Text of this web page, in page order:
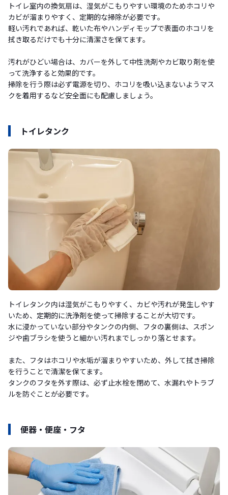
トイレ室内の換気扇は、湿気がこもりやすい環境のためホコリや
カビが溜まりやすく、定期的な掃除が必要です。
軽い汚れであれば、乾いた布やハンディモップで表面のホコリを
拭き取るだけでも十分に清潔さを保てます。
汚れがひどい場合は、カバーを外して中性洗剤やカビ取り剤を使
って洗浄すると効果的です。
掃除を行う際は必ず電源を切り、ホコリを吸い込まないようマス
クを着用するなど安全面にも配慮しましょう。
トイレタンク
トイレタンク内は湿気がこもりやすく、カビや汚れが発生しやす
いため、定期的に洗浄剤を使って掃除することが大切です。
水に浸かっていない部分やタンクの内側、フタの裏側は、スポン
ジや歯ブラシを使うと細かい汚れまでしっかり落とせます。
また、フタはホコリや水垢が溜まりやすいため、外して拭き掃除
を行うことで清潔を保てます。
タンクのフタを外す際は、必ず止水栓を閉めて、水漏れやトラブ
ルを防ぐことが必要です。
便器・便座・フタ